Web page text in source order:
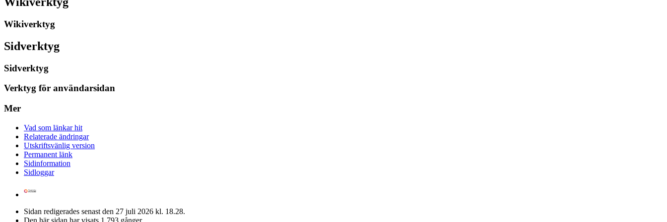
Wikiverktyg
Sidverktyg
Sidverktyg
Verktyg för användarsidan
Mer
Vad som länkar hit
Relaterade ändringar
Utskriftsvänlig version
Permanent länk
Sidinformation
Sidloggar
Sidan redigerades senast den 27 juli 2026 kl. 18.28.
Den här sidan har visats 1 793 gånger.